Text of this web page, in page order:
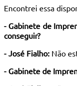
Encontrei essa
- Gabinete de
conseguir?
- José Fialho: Não
- Gabinete de